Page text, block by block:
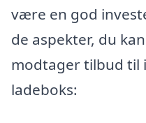
være en god
de aspekter, du
modtager tilbud til
ladeboks: